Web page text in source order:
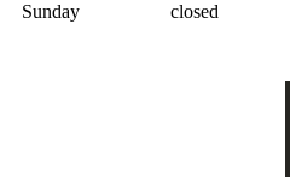
Sunday
closed